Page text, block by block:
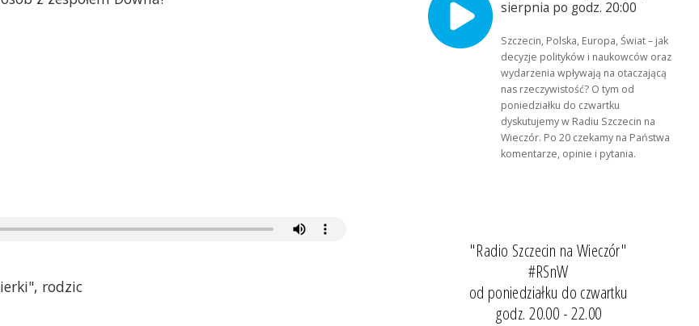
rodzic
sierpnia po godz. 20:00
Szczecin, Polska, Europa, Świat – jak
decyzje polityków i naukowców oraz
wydarzenia wpływają na otaczającą
nas rzeczywistość? O tym od
poniedziałku do czwartku
dyskutujemy w Radiu Szczecin na
Wieczór. Po 20 czekamy na Państwa
komentarze, opinie i pytania.
"Radio Szczecin na Wieczór"
#RSnW
od poniedziałku do czwartku
godz. 20.00 - 22.00